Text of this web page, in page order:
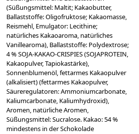
(Süßungsmittel: Maltit; Kakaobutter,
Ballaststoffe: Oligofruktose; Kakaomasse,
Reismehl, Emulgator: Lecithine;
natürliches Kakaoaroma, natürliches
Vanillearoma), Ballaststoffe: Polydextrose;
4 % SOJA-KAKAO-CRISPIES (SOJAPROTEIN,
Kakaopulver, Tapiokastärke),
Sonnenblumenöl, fettarmes Kakaopulver
(alkalisiert) (fettarmes Kakaopulver,
Säureregulatoren: Ammoniumcarbonate,
Kaliumcarbonate, Kaliumhydroxid),
Aromen, natürliche Aromen,
Süßungsmittel: Sucralose. Kakao: 54 %
mindestens in der Schokolade